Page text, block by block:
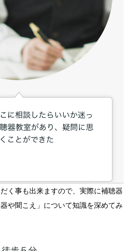
く事も出来ますので、実際に補聴器
や聞こえ」について知識を深めてみ